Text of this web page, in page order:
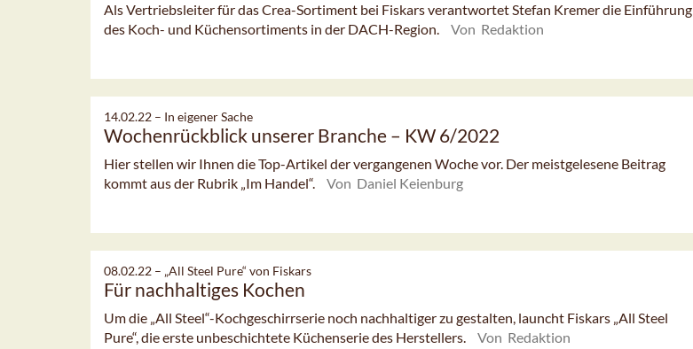
Als Vertriebsleiter für das Crea-Sortiment bei Fiskars verantwortet Stefan Kremer die Einführung
des Koch- und Küchensortiments in der DACH-Region.
Von Redaktion
14.02.22 – In eigener Sache
Wochenrückblick unserer Branche – KW 6/2022
Hier stellen wir Ihnen die Top-Artikel der vergangenen Woche vor. Der meistgelesene Beitrag
kommt aus der Rubrik „Im Handel“.
Von Daniel Keienburg
08.02.22 – „All Steel Pure“ von Fiskars
Für nachhaltiges Kochen
Um die „All Steel“-Kochgeschirrserie noch nachhaltiger zu gestalten, launcht Fiskars „All Steel
Pure“, die erste unbeschichtete Küchenserie des Herstellers.
Von Redaktion